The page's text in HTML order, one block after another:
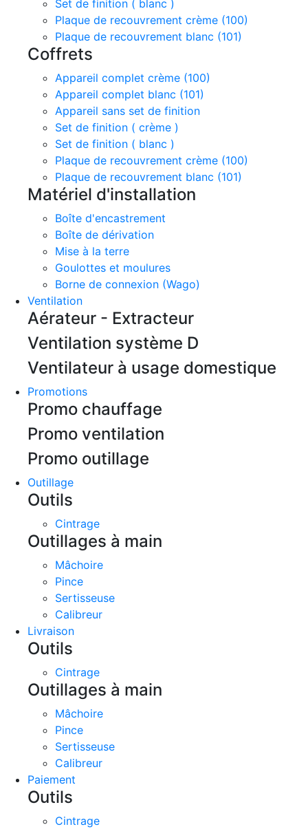
Set de finition ( blanc )
Plaque de recouvrement crème (100)
Plaque de recouvrement blanc (101)
Coffrets
Appareil complet crème (100)
Appareil complet blanc (101)
Appareil sans set de finition
Set de finition ( crème )
Set de finition ( blanc )
Plaque de recouvrement crème (100)
Plaque de recouvrement blanc (101)
Matériel d'installation
Boîte d'encastrement
Boîte de dérivation
Mise à la terre
Goulottes et moulures
Borne de connexion (Wago)
Ventilation
Aérateur - Extracteur
Ventilation système D
Ventilateur à usage domestique
Promotions
Promo chauffage
Promo ventilation
Promo outillage
Outillage
Outils
Cintrage
Outillages à main
Mâchoire
Pince
Sertisseuse
Calibreur
Livraison
Outils
Cintrage
Outillages à main
Mâchoire
Pince
Sertisseuse
Calibreur
Paiement
Outils
Cintrage